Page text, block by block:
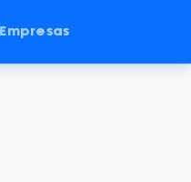
Empresas